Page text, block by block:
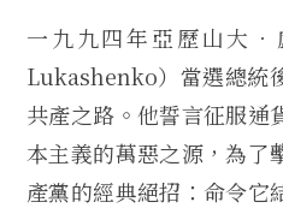
一九九四年亞歷山大
Lukashenko）當選總統
共產之路。他誓言征服通
本主義的萬惡之源，為了
產黨的經典絕招：命令它